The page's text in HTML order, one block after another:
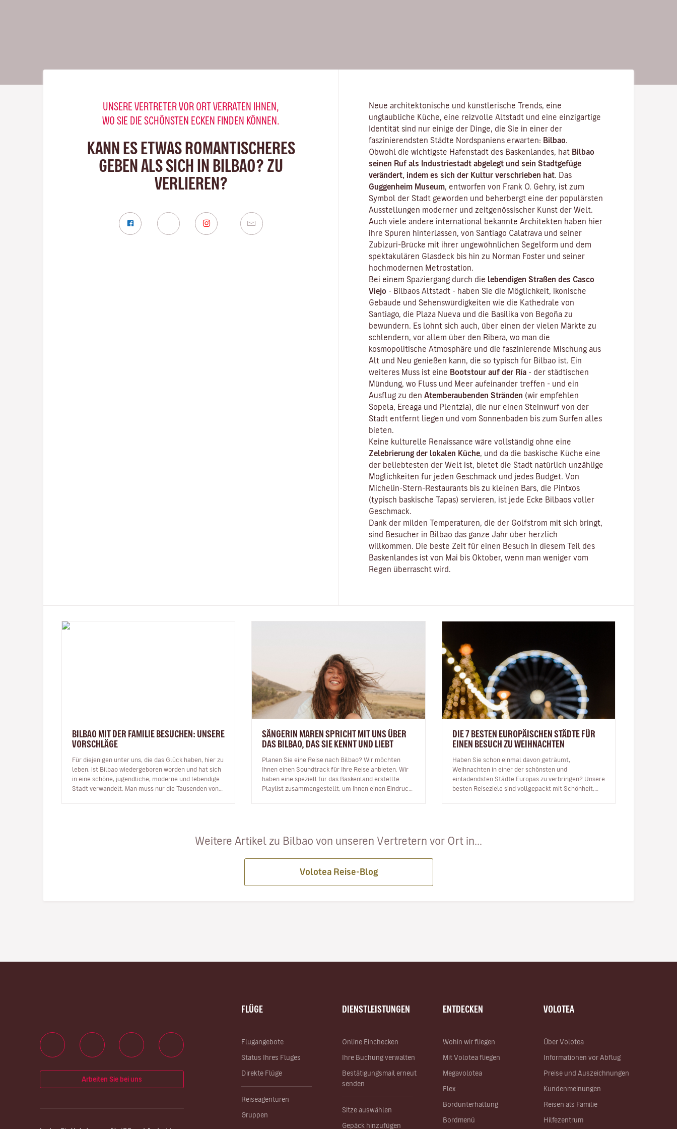
UNSERE VERTRETER VOR ORT VERRATEN IHNEN,
WO SIE DIE SCHÖNSTEN ECKEN FINDEN KÖNNEN.
KANN ES ETWAS ROMANTISCHERES
GEBEN ALS SICH IN BILBAO? ZU
VERLIEREN?
Neue architektonische und künstlerische Trends, eine
unglaubliche Küche, eine reizvolle Altstadt und eine einzigartige
Identität sind nur einige der Dinge, die Sie in einer der
faszinierendsten Städte Nordspaniens erwarten: Bilbao
Obwohl die wichtigste Hafenstadt des Baskenlandes, hat Bilbao
seinen Ruf als Industriestadt abgelegt und sein Stadtgefüge
verändert, indem es sich der Kultur verschrieben hat . Das
Guggenheim Museum , entworfen von Frank O. Gehry, ist zum
Symbol der Stadt geworden und beherbergt eine der populärsten
Ausstellungen moderner und zeitgenössischer Kunst der Welt.
Auch viele andere international bekannte Architekten haben hier
ihre Spuren hinterlassen, von Santiago Calatrava und seiner
Zubizuri-Brücke mit ihrer ungewöhnlichen Segelform und dem
spektakulären Glasdeck bis hin zu Norman Foster und seiner
hochmodernen Metrostation.
Bei einem Spaziergang durch die
lebendigen Straßen des Casco
Viejo - Bilbaos Altstadt - haben Sie die Möglichkeit, ikonische
Gebäude und Sehenswürdigkeiten wie die Kathedrale von
Santiago, die Plaza Nueva und die Basilika von Begoña zu
bewundern. Es lohnt sich auch, über einen der vielen Märkte zu
schlendern, vor allem über den Ribera, wo man die
kosmopolitische Atmosphäre und die faszinierende Mischung aus
Alt und Neu genießen kann, die so typisch für Bilbao ist. Ein
weiteres Muss ist eine Bootstour auf der Ría - der städtischen
Mündung, wo Fluss und Meer aufeinander treffen - und ein
Ausflug zu den Atemberaubenden Stränden (wir empfehlen
Sopela, Ereaga und Plentzia), die nur einen Steinwurf von der
Stadt entfernt liegen und vom Sonnenbaden bis zum Surfen alles
bieten.
Keine kulturelle Renaissance wäre vollständig ohne eine
Zelebrierung der lokalen Küche , und da die baskische Küche eine
der beliebtesten der Welt ist, bietet die Stadt natürlich unzählige
Möglichkeiten für jeden Geschmack und jedes Budget. Von
Michelin-Stern-Restaurants bis zu kleinen Bars, die Pintxos
(typisch baskische Tapas) servieren, ist jede Ecke Bilbaos voller
Geschmack.
Dank der milden Temperaturen, die der Golfstrom mit sich bringt,
sind Besucher in Bilbao das ganze Jahr über herzlich
willkommen. Die beste Zeit für einen Besuch in diesem Teil des
Baskenlandes ist von Mai bis Oktober, wenn man weniger vom
Regen überrascht wird.
BILBAO MIT DER FAMILIE BESUCHEN: UNSERE
VORSCHLÄGE
Für diejenigen unter uns, die das Glück haben, hier zu
leben, ist Bilbao wiedergeboren worden und hat sich
in eine schöne, jugendliche, moderne und lebendige
Stadt verwandelt. Man muss nur die Tausenden von
SÄNGERIN MAREN SPRICHT MIT UNS ÜBER
DAS BILBAO, DAS SIE KENNT UND LIEBT
Planen Sie eine Reise nach Bilbao? Wir möchten
Ihnen einen Soundtrack für Ihre Reise anbieten. Wir
haben eine speziell für das Baskenland erstellte
Playlist zusammengestellt, um Ihnen einen Eindruck
DIE 7 BESTEN EUROPÄISCHEN STÄDTE FÜR
EINEN BESUCH ZU WEIHNACHTEN
Haben Sie schon einmal davon geträumt,
Weihnachten in einer der schönsten und
einladendsten Städte Europas zu verbringen? Unsere
besten Reiseziele sind vollgepackt mit Schönheit,
Weitere Artikel zu Bilbao von unseren Vertretern vor Ort in...
Volotea Reise-Blog
FLÜGE
Flugangebote
Status Ihres Fluges
Direkte Flüge
Reiseagenturen
Gruppen
DIENSTLEISTUNGEN
Online Einchecken
Ihre Buchung verwalten
Bestätigungsmail erneut
senden
Sitze auswählen
Gepäck hinzufügen
ENTDECKEN
Wohin wir fliegen
Mit Volotea fliegen
Megavolotea
Flex
Bordunterhaltung
Bordmenü
VOLOTEA
Über Volotea
Informationen vor Abflug
Preise und Auszeichnungen
Kundenmeinungen
Reisen als Familie
Hilfezentrum
Arbeiten Sie bei uns